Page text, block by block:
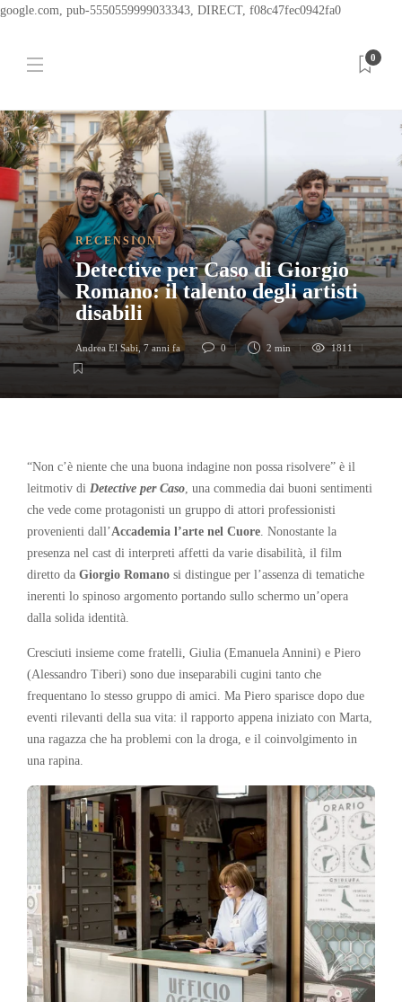
google.com, pub-5550559999033343, DIRECT, f08c47fec0942fa0
0
RECENSIONI
Detective per Caso di Giorgio
Romano: il talento degli artisti
disabili
Andrea El Sabi 7 anni fa 0 2 min 1811
“Non c’è niente che una buona indagine non possa risolvere” è il
leitmotiv di Detective per Caso, una commedia dai buoni sentimenti
che vede come protagonisti un gruppo di attori professionisti
provenienti dall’Accademia l’arte nel Cuore. Nonostante la
presenza nel cast di interpreti affetti da varie disabilità, il film
diretto da Giorgio Romano si distingue per l’assenza di tematiche
inerenti lo spinoso argomento portando sullo schermo un’opera
dalla solida identità.
Cresciuti insieme come fratelli, Giulia (Emanuela Annini) e Piero
(Alessandro Tiberi) sono due inseparabili cugini tanto che
frequentano lo stesso gruppo di amici. Ma Piero sparisce dopo due
eventi rilevanti della sua vita: il rapporto appena iniziato con Marta,
una ragazza che ha problemi con la droga, e il coinvolgimento in
una rapina.